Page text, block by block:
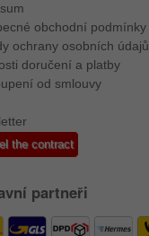
obchodní podmínky
ochrany osobních údajů
doručení a platby
od smlouvy
the contract
partneři